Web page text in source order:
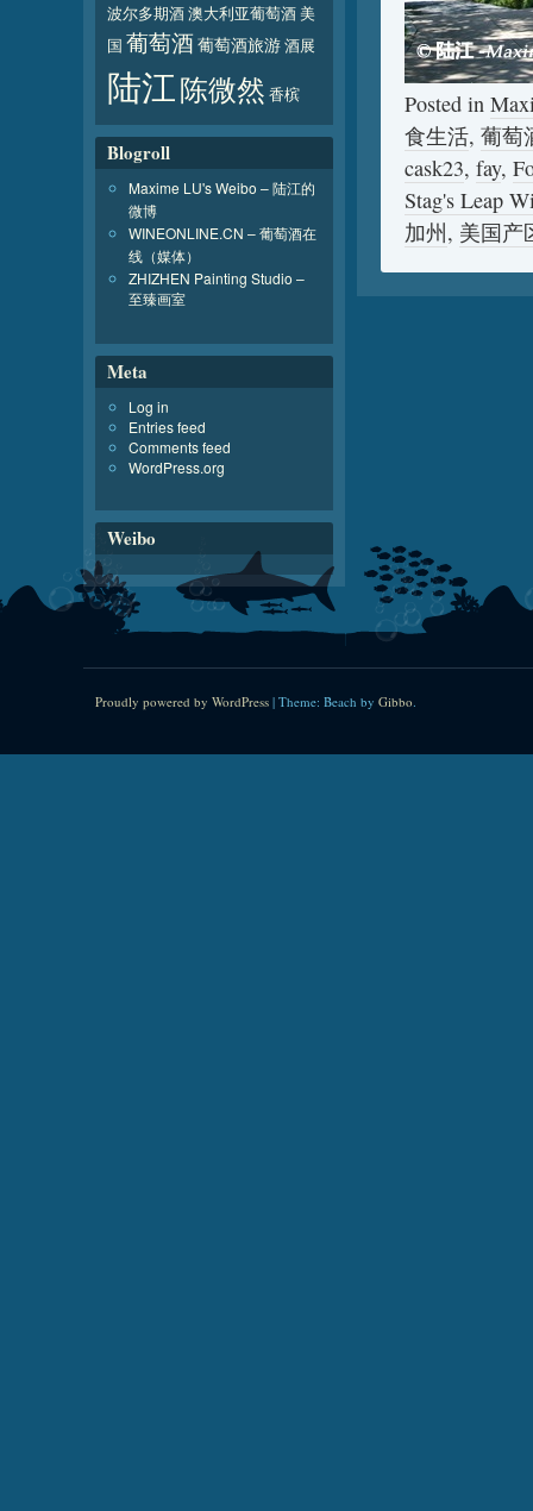
Posted in
食生活, 葡萄
cask23, fay,
Stag's Leap
加州, 美国产
波尔多期酒澳大利亚葡萄酒美
国 葡萄酒葡萄酒旅游酒展
陆江陈微然 香槟
Blogroll
Maxime LU's Weibo – 陆江的
微博
WINEONLINE.CN – 葡萄酒在
线（媒体）
ZHIZHEN Painting Studio –
至臻画室
Meta
Log in
Entries feed
Comments feed
WordPress.org
Weibo
Proudly powered by WordPress | Theme: Beach by Gibbo.